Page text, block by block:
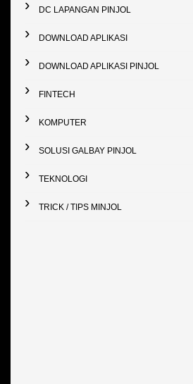
DC LAPANGAN PINJOL
DOWNLOAD APLIKASI
DOWNLOAD APLIKASI PINJOL
FINTECH
KOMPUTER
SOLUSI GALBAY PINJOL
TEKNOLOGI
TRICK / TIPS MINJOL